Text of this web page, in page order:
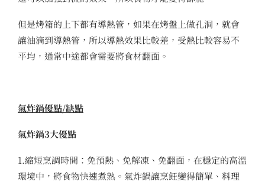
但是烤箱的上下都有導熱管，如果在烤盤上做孔洞，就會
讓油滴到導熱管，所以導熱效果比較差，受熱比較容易不
平均，通常中途都會需要將食材翻面。
氣炸鍋優點/缺點
氣炸鍋3大優點
1.縮短烹調時間：免預熱、免解凍、免翻面，在穩定的高溫
環境中，將食物快速煮熟。氣炸鍋讓烹飪變得簡單、料理